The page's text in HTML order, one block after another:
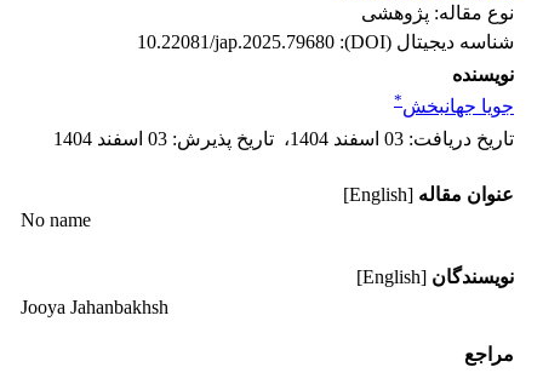
نوع مقاله: پژوهشی
شناسه دیجیتال (DOI):
10.22081/jap.2025.79680
نویسنده
جویا جهانبخش*
تاریخ دریافت: 03 اسفند 1404 ، تاریخ پذیرش: 03 اسفند 1404
عنوان مقاله [English]
No name
نویسندگان [English]
Jooya Jahanbakhsh
مراجع